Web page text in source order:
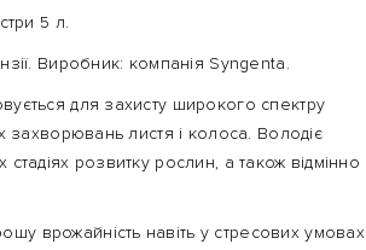
5 л.
Виробник: компанія Syngenta.
для захисту широкого спектру
захворювань листя і колоса. Володіє
розвитку рослин, а також відмінно
врожайність навіть у стресових умовах